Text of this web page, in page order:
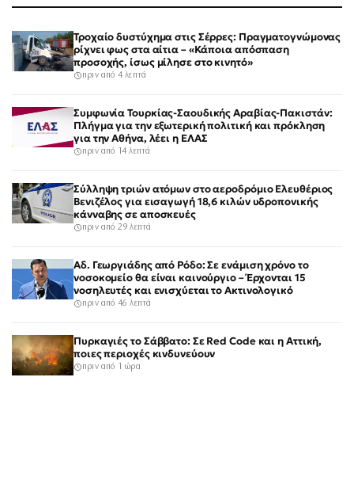
Τροχαίο δυστύχημα στις Σέρρες: Πραγματογνώμονας
ρίχνει φως στα αίτια – «Κάποια απόσπαση
προσοχής, ίσως μίλησε στο κινητό»
πριν από 4 λεπτά
Συμφωνία Τουρκίας-Σαουδικής Αραβίας-Πακιστάν:
Πλήγμα για την εξωτερική πολιτική και πρόκληση
για την Αθήνα, λέει η ΕΛΑΣ
πριν από 14 λεπτά
Σύλληψη τριών ατόμων στο αεροδρόμιο Ελευθέριος
Βενιζέλος για εισαγωγή 18,6 κιλών υδροπονικής
κάνναβης σε αποσκευές
πριν από 29 λεπτά
Αδ. Γεωργιάδης από Ρόδο: Σε ενάμιση χρόνο το
νοσοκομείο θα είναι καινούργιο – Έρχονται 15
νοσηλευτές και ενισχύεται το Ακτινολογικό
πριν από 46 λεπτά
Πυρκαγιές το Σάββατο: Σε Red Code και η Αττική,
ποιες περιοχές κινδυνεύουν
πριν από 1 ώρα